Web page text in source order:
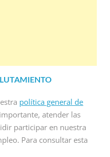
política general de
atender las
participar en nuestra
Para consultar esta